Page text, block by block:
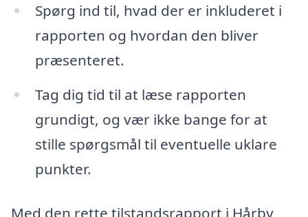
Spørg ind til, hvad der er inkluderet i
rapporten og hvordan den bliver
præsenteret.
Tag dig tid til at læse rapporten
grundigt, og vær ikke bange for at
stille spørgsmål til eventuelle uklare
punkter.
Med den rette tilstandsrapport i Hårby